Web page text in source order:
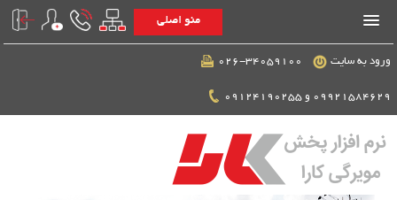
منو اصلی
ورود به سایت